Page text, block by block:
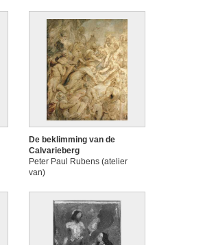
De beklimming van de
Calvarieberg
Peter Paul Rubens (atelier
van)